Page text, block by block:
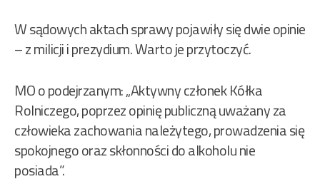
W sądowych aktach sprawy pojawiły się dwie opinie
– z milicji i prezydium. Warto je przytoczyć.
MO o podejrzanym: „Aktywny członek Kółka
Rolniczego, poprzez opinię publiczną uważany za
człowieka zachowania należytego, prowadzenia się
spokojnego oraz skłonności do alkoholu nie
posiada”.